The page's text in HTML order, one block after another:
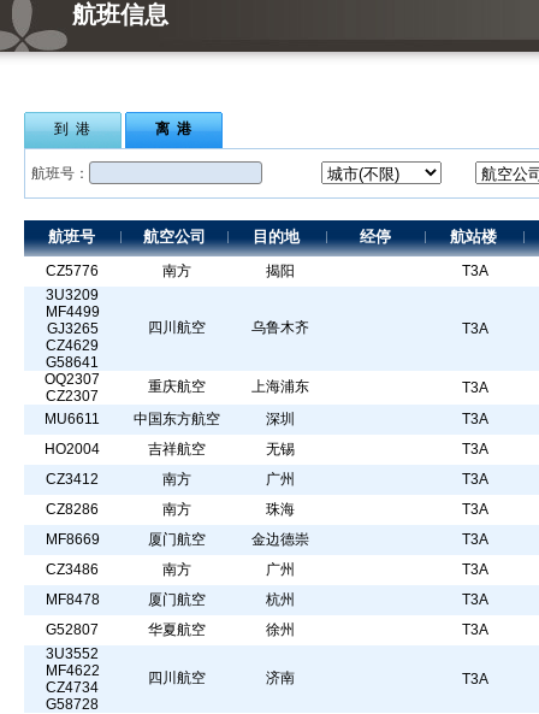
航班信息
到 港 离 港
航班号：
航班号 航空公司 目的地 经停 航站楼
CZ5776 南方 揭阳
T3A
3U3209
MF4499
GJ3265
CZ4629
G58641
四川航空 乌鲁木齐 T3A
OQ2307
CZ2307
重庆航空 上海浦东
T3A
MU6611
中国东方航空 深圳
T3A
HO2004
吉祥航空 无锡
T3A
CZ3412
南方 广州
T3A
CZ8286
南方 珠海
T3A
MF8669
厦门航空 金边德崇
T3A
CZ3486
南方 广州
T3A
MF8478
厦门航空 杭州
T3A
G52807
华夏航空 徐州
T3A
3U3552
MF4622
CZ4734
G58728
四川航空 济南 T3A